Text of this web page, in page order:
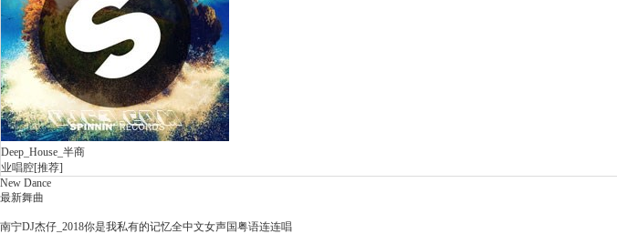
Deep_House_半商
业唱腔[推荐]
New Dance
最新舞曲
南宁DJ杰仔_2018你是我私有的记忆全中文女声国粤语连连唱